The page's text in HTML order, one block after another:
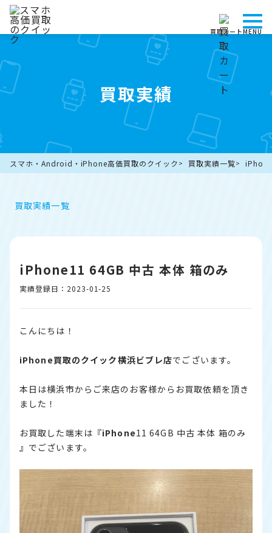
買取カートMENU
買取実績
スマホ・Android・iPhone高価買取のクイック 買取実績一覧
買取実績一覧
iPhone11 64GB 中古 本体 箱のみ
実績登録日：2023-01-25
こんにちは！
iPhone買取のクイック横浜ビブレ店でございます。
本日は横浜市からご来店のお客様からお買取依頼を頂き
ました！
お買取した端末は『iPhone11 64GB 中古 本体 箱のみ
』でございます。